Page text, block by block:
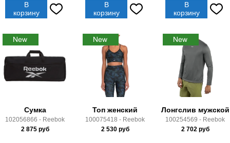
В
корзину
В
корзину
В
корзину
Сумка
102056866 - Reebok
2 875руб
Топ женский
100075418 - Reebok
2 530руб
Лонгслив мужской
100254569 - Reebok
2 702руб